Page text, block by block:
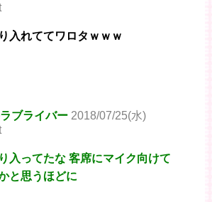
入れててワロタｗｗｗ
ブライバー 2018/07/25(水)
入ってたな 客席にマイク向けて
と思うほどに